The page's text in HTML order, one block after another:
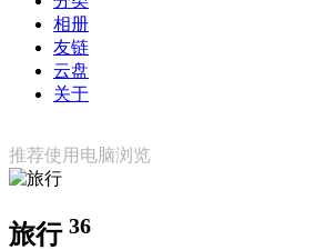
相册
友链
云盘
关于
推荐使用电脑浏览
旅行 36